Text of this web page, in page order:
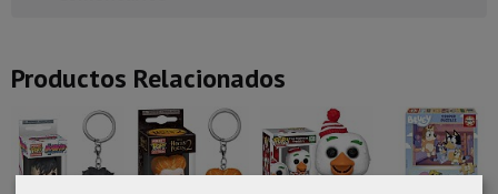
Productos Relacionados